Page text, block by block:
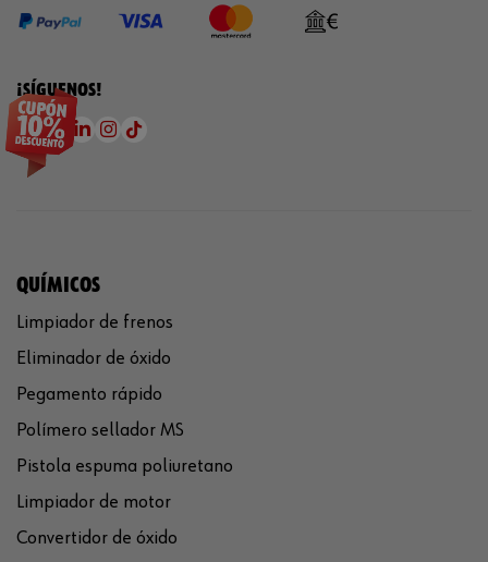
¡SÍGUENOS!
QUÍMICOS
Limpiador de frenos
Eliminador de óxido
Pegamento rápido
Polímero sellador MS
Pistola espuma poliuretano
Limpiador de motor
Convertidor de óxido